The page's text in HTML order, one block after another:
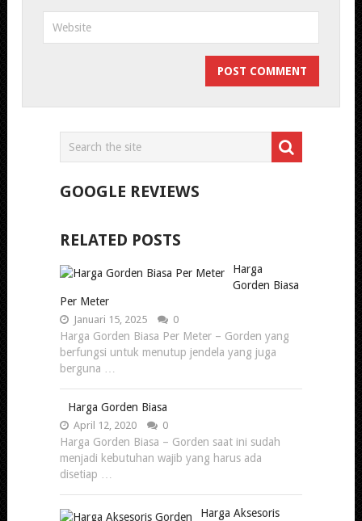
GOOGLE REVIEWS
RELATED POSTS
Harga
Gorden Biasa
Per Meter
Januari 15, 2025 0
Harga Gorden Biasa Per Meter – Gorden yang
berfungsi untuk menutup jendela yang juga
berguna …
Harga Gorden Biasa
April 12, 2020 0
Harga Gorden Biasa – Gorden saat ini sudah
menjadi kebutuhan wajib yang harus ada
disetiap …
Harga Aksesoris